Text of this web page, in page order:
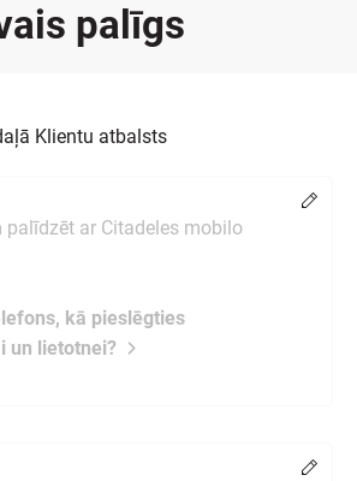
palīgs
Klientu atbalsts
palīdzēt ar Citadeles mobilo
kā pieslēgties
un lietotnei?